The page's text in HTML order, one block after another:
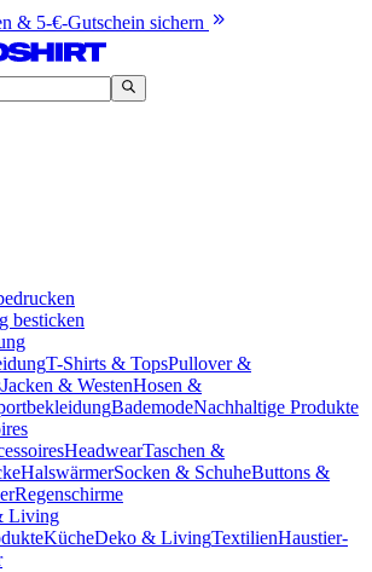
& 5-€-Gutschein sichern
besticken
T-Shirts & TopsPullover &
Jacken & WestenHosen &
BademodeNachhaltige Produkte
HeadwearTaschen &
HalswärmerSocken & SchuheButtons &
Regenschirme
Living
KücheDeko & LivingTextilienHaustier-